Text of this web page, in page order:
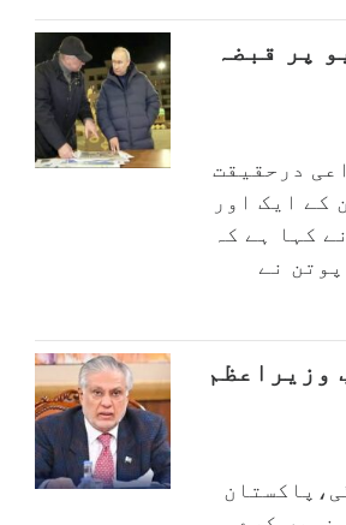
پر قبضہ
درحقیقت
کے ایک اور
کہا ہے کہ
نے
وزیراعظم